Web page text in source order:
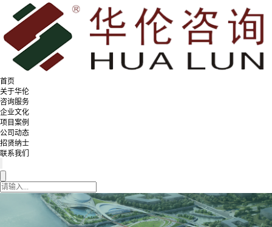
首页
关于华伦
咨询服务
企业文化
项目案例
公司动态
招贤纳士
联系我们